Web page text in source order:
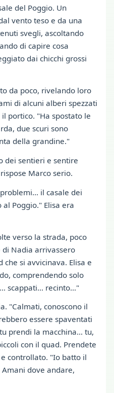
del Poggio. Un
vento teso e da una
svegli, ascoltando
di capire cosa
dai chicchi grossi
da poco, rivelando loro
di alcuni alberi spezzati
portico. "Ha spostato le
due scuri sono
della grandine."
dei sentieri e sentire
Marco serio.
il casale dei
Poggio." Elisa era
verso la strada, poco
Nadia arrivassero
si avvicinava. Elisa e
comprendendo solo
scappati… recinto…"
"Calmati, conoscono il
essere spaventati
prendi la macchina… tu,
con il quad. Prendete
controllato. "Io batto il
dove andare,